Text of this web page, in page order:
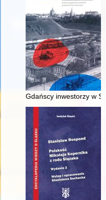
Gdańscy inwestorzy w